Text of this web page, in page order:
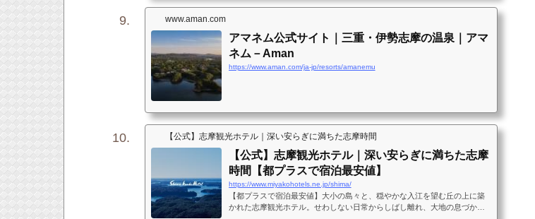
www.aman.com
アマネム公式サイト｜三重・伊勢志摩の温泉｜アマ
ネム－Aman
https://www.aman.com/ja-jp/resorts/amanemu
【公式】志摩観光ホテル｜深い安らぎに満ちた志摩時間
【公式】志摩観光ホテル｜深い安らぎに満ちた志摩
時間【都プラスで宿泊最安値】
https://www.miyakohotels.ne.jp/shima/
【都プラスで宿泊最安値】大小の島々と、穏やかな入江を望む丘の上に築
かれた志摩観光ホテル。せわしない日常からしばし離れ、大地の息づかい